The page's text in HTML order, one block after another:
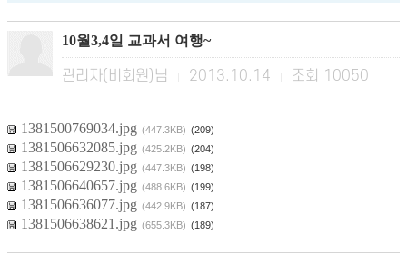
10월3,4일 교과서 여행~
관리자(비회원)님 2013.10.14 조회 10050
1381500769034.jpg (447.3KB) (209)
1381506632085.jpg (425.2KB) (204)
1381506629230.jpg (447.3KB) (198)
1381506640657.jpg (488.6KB) (199)
1381506636077.jpg (442.9KB) (187)
1381506638621.jpg (655.3KB) (189)